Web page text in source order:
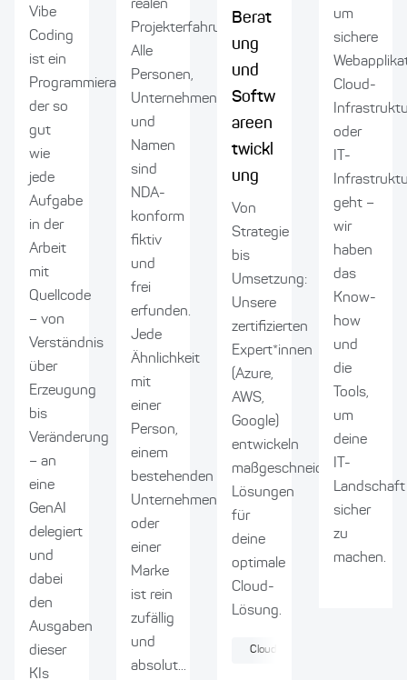
Vibe
Coding
ist ein
Programmieransatz,
der so
gut
wie
jede
Aufgabe
in der
Arbeit
mit
Quellcode
– von
Verständnis
über
Erzeugung
bis
Veränderung
– an
eine
GenAI
delegiert
und
dabei
den
Ausgaben
dieser
KIs
realen
Projekterfahrung.
Alle
Personen,
Unternehmen
und
Namen
sind
NDA-
konform
fiktiv
und
frei
erfunden.
Jede
Ähnlichkeit
mit
einer
Person,
einem
bestehenden
Unternehmen
oder
einer
Marke
ist rein
zufällig
und
absolut...
Berat
ung
und
Softw
areen
twickl
ung
Von
Strategie
bis
Umsetzung:
Unsere
zertifizierten
Expert*innen
(Azure,
AWS,
Google)
entwickeln
maßgeschneiderte
Lösungen
für
deine
optimale
Cloud-
Lösung.
Cloud Native
um
sichere
Cloud-
oder
IT-
geht –
wir
haben
das
Know-
how
und
die
Tools,
um
deine
IT-
Landschaft
sicher
zu
machen.